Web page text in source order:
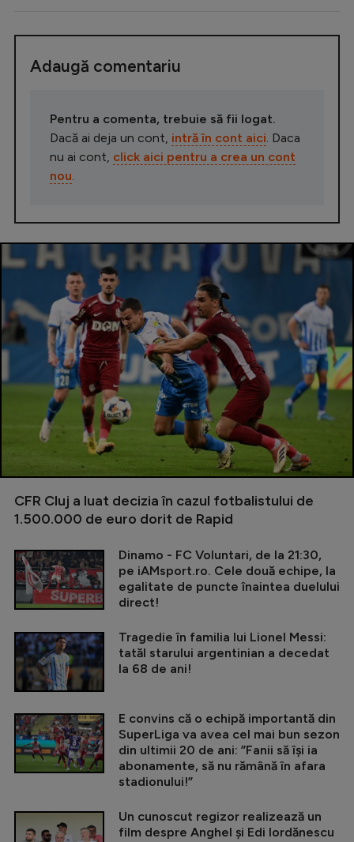
Adaugă comentariu
Pentru a comenta, trebuie să fii logat.
Dacă ai deja un cont, intră în cont aici . Daca
nu ai cont, click aici pentru a crea un cont
nou
CFR Cluj a luat decizia în cazul fotbalistului de
1.500.000 de euro dorit de Rapid
Dinamo - FC Voluntari, de la 21:30,
pe iAMsport.ro. Cele două echipe, la
egalitate de puncte înaintea duelului
direct!
Tragedie în familia lui Lionel Messi:
tatăl starului argentinian a decedat
la 68 de ani!
E convins că o echipă importantă din
SuperLiga va avea cel mai bun sezon
din ultimii 20 de ani: ”Fanii să își ia
abonamente, să nu rămână în afara
stadionului!”
Un cunoscut regizor realizează un
film despre Anghel și Edi Iordănescu